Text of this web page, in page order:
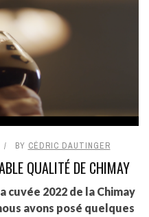
BY CÉDRIC DAUTINGER
QUALITÉ DE CHIMAY
cuvée 2022 de la Chimay
avons posé quelques